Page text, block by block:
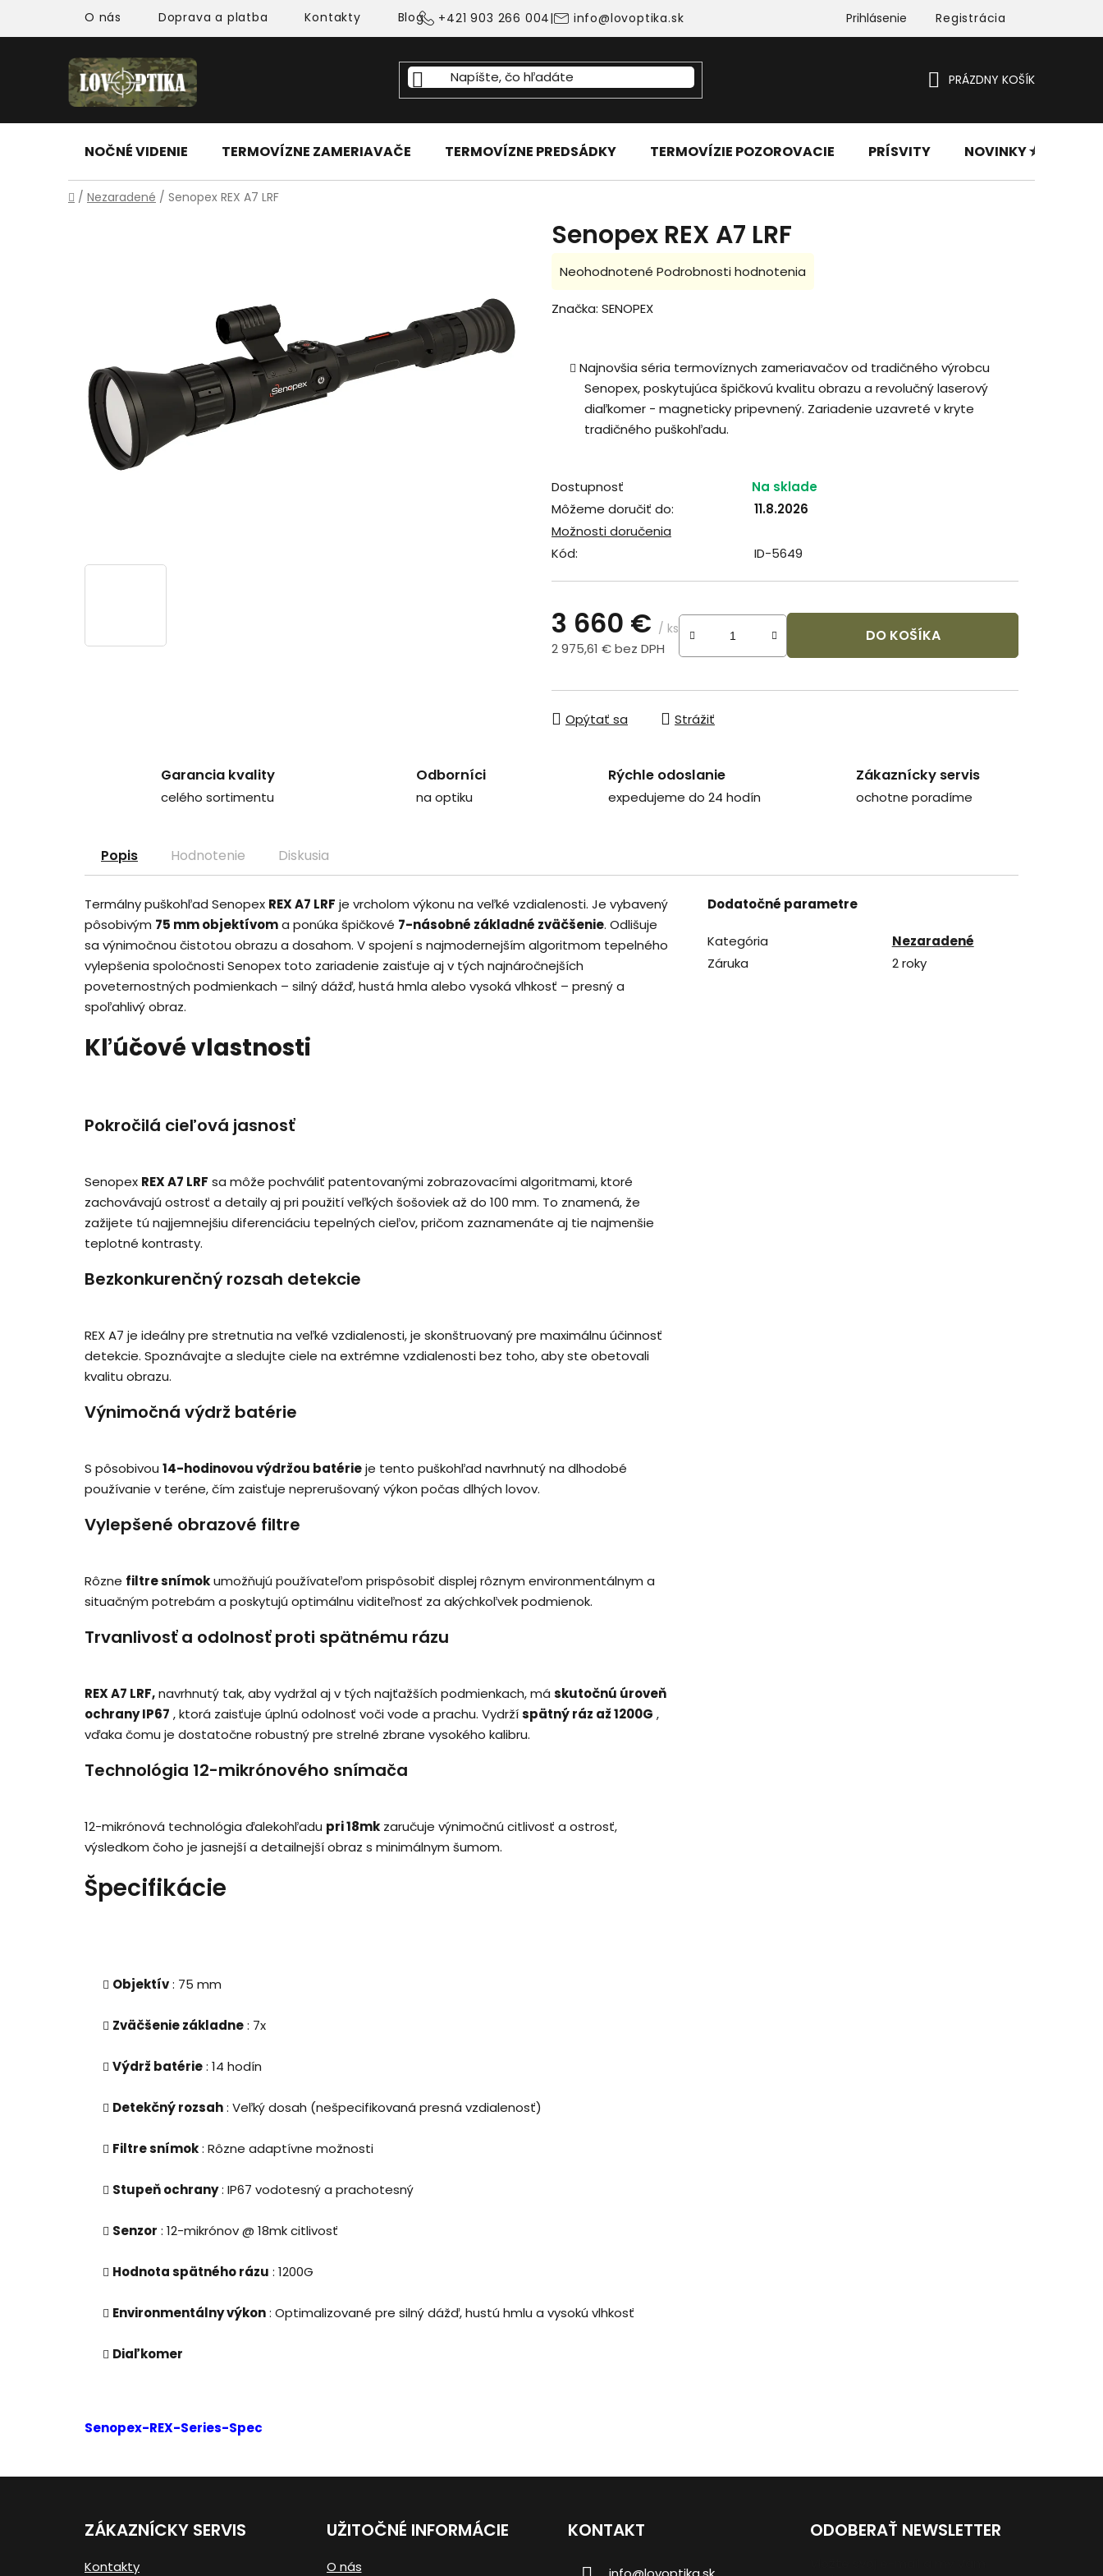
obsah
O nás Doprava a platba Kontakty Blog Prihlásenie Registrácia
+421 903 266 004| info@lovoptika.sk
PRÁZDNY KOŠÍK
NOČNÉ VIDENIE TERMOVÍZNE ZAMERIAVAČE TERMOVÍZNE PREDSÁDKY TERMOVÍZIE POZOROVACIE PRÍSVITY NOVINKY ✮
Domov
/ Nezaradené / Senopex REX A7 LRF
Senopex REX A7 LRF
Priemerné
produktu
hviezdičiek.
Neohodnotené Podrobnosti hodnotenia
Značka: SENOPEX
Najnovšia séria termovíznych zameriavačov od tradičného výrobcu
Senopex, poskytujúca špičkovú kvalitu obrazu a revolučný laserový
diaľkomer - magneticky pripevnený. Zariadenie uzavreté v kryte
tradičného puškohľadu.
Dostupnosť
Na sklade
Môžeme doručiť do:
11.8.2026
Možnosti doručenia
Kód:
ID-5649
3 660 € / ks
2 975,61 € bez DPH
DO KOŠÍKA
Opýtať sa Strážiť
Garancia kvality
celého sortimentu
Odborníci
na optiku
Rýchle odoslanie
expedujeme do 24 hodín
Zákaznícky servis
ochotne poradíme
Popis Hodnotenie Diskusia
Termálny puškohľad Senopex REX A7 LRF je vrcholom výkonu na veľké vzdialenosti. Je vybavený
pôsobivým 75 mm objektívoma ponúka špičkové 7-násobné základné zväčšenie. Odlišuje
sa výnimočnou čistotou obrazu a dosahom. V spojení s najmodernejším algoritmom tepelného
vylepšenia spoločnosti Senopex toto zariadenie zaisťuje aj v tých najnáročnejších
poveternostných podmienkach – silný dážď, hustá hmla alebo vysoká vlhkosť – presný a
spoľahlivý obraz.
Kľúčové vlastnosti
Pokročilá cieľová jasnosť
Senopex REX A7 LRF sa môže pochváliť patentovanými zobrazovacími algoritmami, ktoré
zachovávajú ostrosť a detaily aj pri použití veľkých šošoviek až do 100 mm. To znamená, že
zažijete tú najjemnejšiu diferenciáciu tepelných cieľov, pričom zaznamenáte aj tie najmenšie
teplotné kontrasty.
Bezkonkurenčný rozsah detekcie
REX A7 je ideálny pre stretnutia na veľké vzdialenosti, je skonštruovaný pre maximálnu účinnosť
detekcie. Spoznávajte a sledujte ciele na extrémne vzdialenosti bez toho, aby ste obetovali
kvalitu obrazu.
Výnimočná výdrž batérie
S pôsobivou 14-hodinovou výdržou batérieje tento puškohľad navrhnutý na dlhodobé
používanie v teréne, čím zaisťuje neprerušovaný výkon počas dlhých lovov.
Vylepšené obrazové filtre
Rôzne filtre snímokumožňujú používateľom prispôsobiť displej rôznym environmentálnym a
situačným potrebám a poskytujú optimálnu viditeľnosť za akýchkoľvek podmienok.
Trvanlivosť a odolnosť proti spätnému rázu
REX A7 LRF,navrhnutý tak, aby vydržal aj v tých najťažších podmienkach, má skutočnú úroveň
ochrany IP67 , ktorá zaisťuje úplnú odolnosť voči vode a prachu. Vydržíspätný ráz až 1200G ,
vďaka čomu je dostatočne robustný pre strelné zbrane vysokého kalibru.
Technológia 12-mikrónového snímača
12-mikrónová technológia ďalekohľadu pri 18mk zaručuje výnimočnú citlivosť a ostrosť,
výsledkom čoho je jasnejší a detailnejší obraz s minimálnym šumom.
Špecifikácie
Objektív: 75 mm
Zväčšenie základne: 7x
Výdrž batérie: 14 hodín
Detekčný rozsah: Veľký dosah (nešpecifikovaná presná vzdialenosť)
Filtre snímok: Rôzne adaptívne možnosti
Stupeň ochrany: IP67 vodotesný a prachotesný
Senzor : 12-mikrónov @ 18mk citlivosť
Hodnota spätného rázu : 1200G
Environmentálny výkon: Optimalizované pre silný dážď, hustú hmlu a vysokú vlhkosť
Diaľkomer
Senopex-REX-Series-Spec
Dodatočné parametre
Kategória
Nezaradené
Záruka
2 roky
ZÁKAZNÍCKY SERVIS
Kontakty
UŽITOČNÉ INFORMÁCIE
O nás
KONTAKT ODOBERAŤ NEWSLETTER